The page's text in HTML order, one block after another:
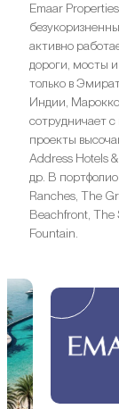
Emaar
активно
дороги, мосты
только в
Индии,
сотрудничает
проекты
Address Hotels
др. В
Ranches, The
Beachfront, The
Fountain.